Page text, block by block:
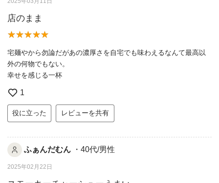
店のまま
宅麺やから勿論だがあの濃厚さを自宅でも味わえるなんて最高以
外の何物でもない。
幸せを感じる一杯
1
役に立った レビューを共有
ふぁんだむん ・40代/男性
2025年02月22日